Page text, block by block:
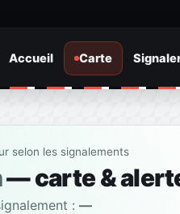
Accueil Carte
selon les signalements
— carte &
: —